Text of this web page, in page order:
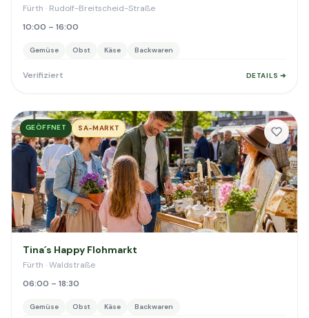
Fürth · Rudolf-Breitscheid-Straße
10:00 – 16:00
Gemüse Obst Käse Backwaren
Verifiziert DETAILS ➔
GEÖFFNET SA-MARKT
Tina´s Happy Flohmarkt
Fürth · Waldstraße
06:00 – 18:30
Gemüse Obst Käse Backwaren